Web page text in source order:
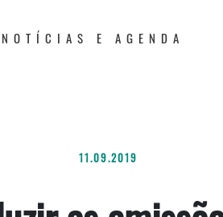
NOTÍCIAS E AGENDA
11.09.2019